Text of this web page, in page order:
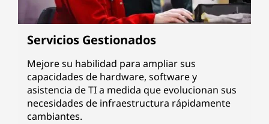
Servicios Gestionados
Mejore su habilidad para ampliar sus
capacidades de hardware, software y
asistencia de TI a medida que evolucionan sus
necesidades de infraestructura rápidamente
cambiantes.